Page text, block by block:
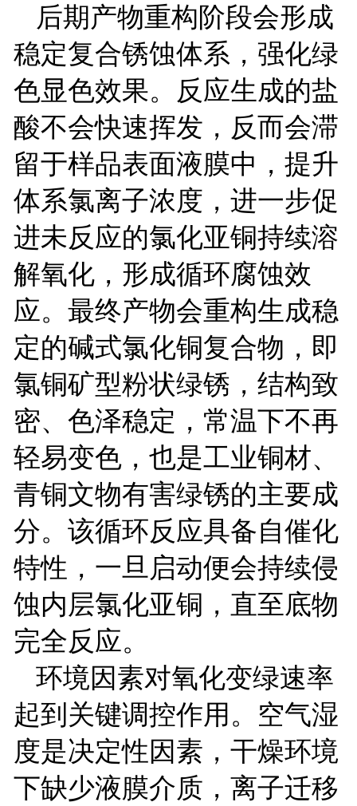
后期产物重构阶段会形成
稳定复合锈蚀体系，强化绿
色显色效果。反应生成的盐
酸不会快速挥发，反而会滞
留于样品表面液膜中，提升
体系氯离子浓度，进一步促
进未反应的氯化亚铜持续溶
解氧化，形成循环腐蚀效
应。最终产物会重构生成稳
定的碱式氯化铜复合物，即
氯铜矿型粉状绿锈，结构致
密、色泽稳定，常温下不再
轻易变色，也是工业铜材、
青铜文物有害绿锈的主要成
分。该循环反应具备自催化
特性，一旦启动便会持续侵
蚀内层氯化亚铜，直至底物
完全反应。
环境因素对氧化变绿速率
起到关键调控作用。空气湿
度是决定性因素，干燥环境
下缺少液膜介质，离子迁移